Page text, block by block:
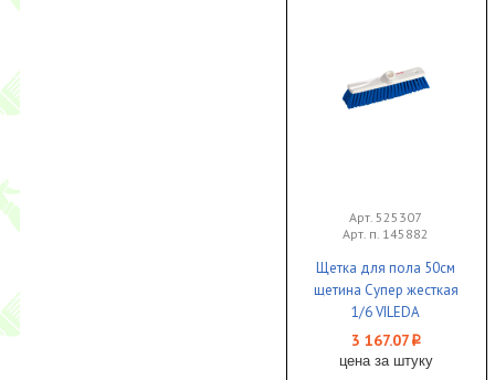
Арт. 525307
Арт. п. 145882
Щетка для пола 50см
щетина Супер жесткая
1/6 VILEDA
3 167.07 i
цена за штуку